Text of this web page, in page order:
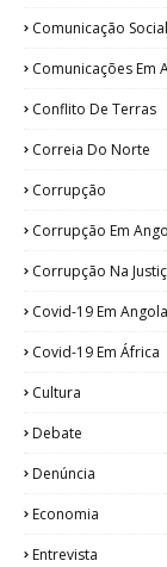
Comunicação Social
Comunicações Em
Conflito De Terras
Correia Do Norte
Corrupção
Corrupção Em
Corrupção Na
Covid-19 Em Angola
Covid-19 Em África
Cultura
Debate
Denúncia
Economia
Entrevista